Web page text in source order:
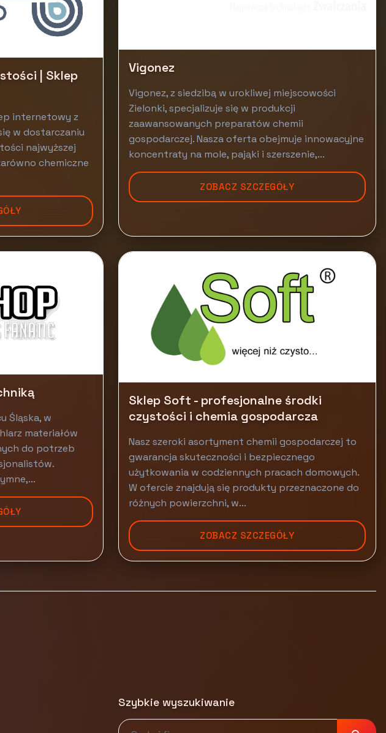
| Sklep
internetowy z
w dostarczaniu
najwyższej
chemiczne
Vigonez
Vigonez, z siedzibą w urokliwej miejscowości
Zielonki, specjalizuje się w produkcji
zaawansowanych preparatów chemii
gospodarczej. Nasza oferta obejmuje innowacyjne
koncentraty na mole, pająki i szerszenie,...
ZOBACZ SZCZEGÓŁY
Śląska, w
materiałów
do potrzeb
Sklep Soft - profesjonalne środki
czystości i chemia gospodarcza
Nasz szeroki asortyment chemii gospodarczej to
gwarancja skuteczności i bezpiecznego
użytkowania w codziennych pracach domowych.
W ofercie znajdują się produkty przeznaczone do
różnych powierzchni, w...
ZOBACZ SZCZEGÓŁY
Szybkie wyszukiwanie